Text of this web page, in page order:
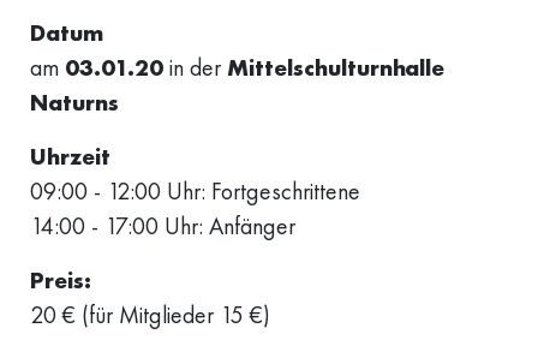
Datum
am 03.01.20 in der Mittelschulturnhalle
Naturns
Uhrzeit
09:00 - 12:00 Uhr: Fortgeschrittene
14:00 - 17:00 Uhr: Anfänger
Preis:
20 € (für Mitglieder 15 €)